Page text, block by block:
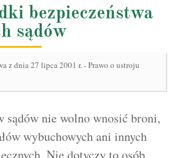
bezpieczeństwa
sądów
z dnia 27 lipca 2001 r. - Prawo o ustroju
sądów nie wolno wnosić broni,
wybuchowych ani innych
Nie dotyczy to osób